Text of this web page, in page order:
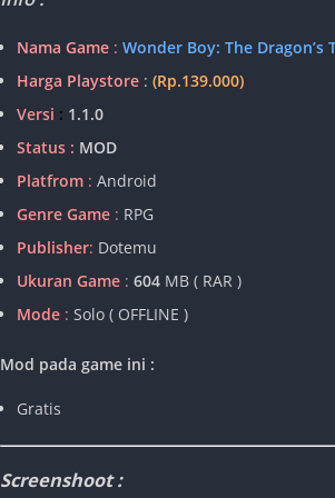
Nama Game : Wonder Boy: The Dragon’s
Harga Playstore : (Rp.139.000)
Versi : 1.1.0
Status : MOD
Platfrom : Android
Genre Game : RPG
Publisher: Dotemu
Ukuran Game : 604 MB ( RAR )
Mode : Solo ( OFFLINE )
Mod pada game ini :
Gratis
Screenshoot :